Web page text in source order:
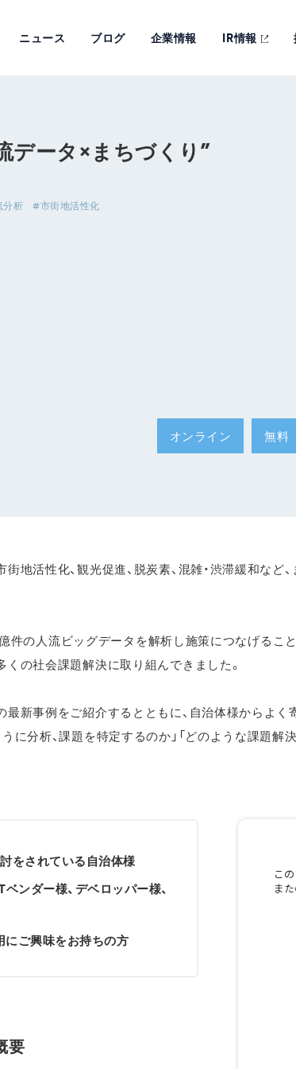
ニュース ブログ 企業情報 IR情報
データ×まちづくり”
析
#市街地活性化
オンライン 無料
街地活性化、観光促進、脱炭素、混雑・渋滞緩和な
件の人流ビッグデータを解析し施策につなげること
くの社会課題解決に取り組んできました。
最新事例をご紹介するとともに、自治体様からよ
うに分析、課題を特定するのか」「どのような課題
をされている自治体様
ンダー様、デベロッパー様、
にご興味をお持ちの方
要